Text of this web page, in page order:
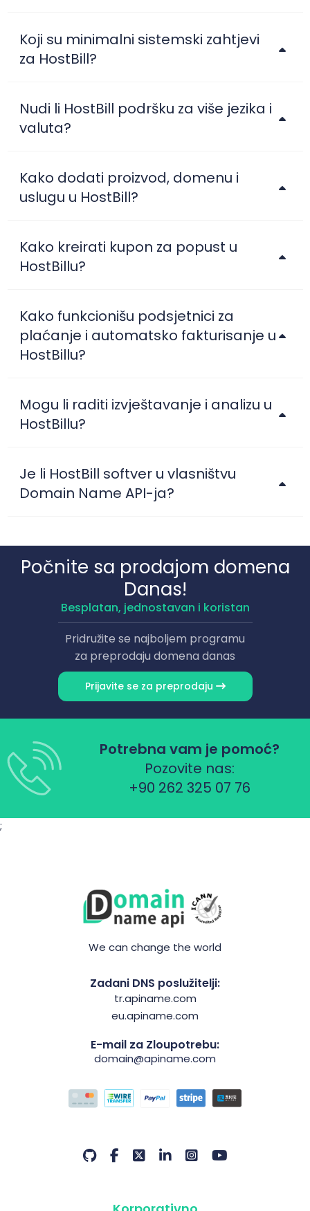
Koji su minimalni sistemski zahtjevi
za HostBill?
Nudi li HostBill podršku za više jezika i
valuta?
Kako dodati proizvod, domenu i
uslugu u HostBill?
Kako kreirati kupon za popust u
HostBillu?
Kako funkcionišu podsjetnici za
plaćanje i automatsko fakturisanje u
HostBillu?
Mogu li raditi izvještavanje i analizu u
HostBillu?
Je li HostBill softver u vlasništvu
Domain Name API-ja?
Počnite sa prodajom domena
Danas!
Besplatan, jednostavan i koristan
Pridružite se najboljem programu
za preprodaju domena danas
Prijavite se za preprodaju
Potrebna vam je pomoć?
Pozovite nas:
+90 262 325 07 76
;
We can change the world
Zadani DNS poslužitelji:
tr.apiname.com
eu.apiname.com
E-mail za Zloupotrebu:
domain@apiname.com